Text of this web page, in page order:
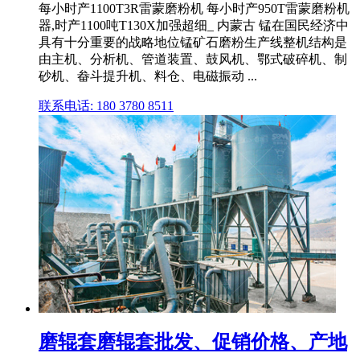
每小时产1100T3R雷蒙磨粉机 每小时产950T雷蒙磨粉机
器,时产1100吨T130X加强超细_ 内蒙古 锰在国民经济中
具有十分重要的战略地位锰矿石磨粉生产线整机结构是
由主机、分析机、管道装置、鼓风机、鄂式破碎机、制
砂机、畚斗提升机、料仓、电磁振动 ...
联系电话: 180 3780 8511
磨辊套磨辊套批发、促销价格、产地